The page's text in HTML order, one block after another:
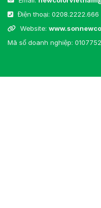
Điện thoại: 0208.2222.666
Website:
Mã số doanh nghiệp: